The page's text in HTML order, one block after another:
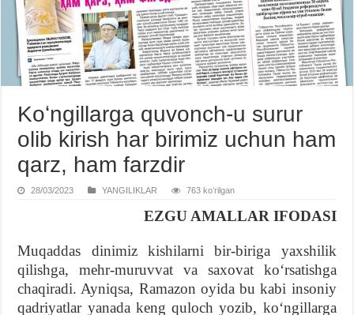
Koʻngillarga quvonch-u surur
olib kirish har birimiz uchun ham
qarz, ham farzdir
28/03/2023 YANGILIKLAR 763 koʻrilgan
EZGU AMALLAR IFODASI
Muqaddas dinimiz kishilarni bir-biriga yaxshilik
qilishga, mehr-muruvvat va saxovat koʻrsatishga
chaqiradi. Ayniqsa, Ramazon oyida bu kabi insoniy
qadriyatlar yanada keng quloch yozib, koʻngillarga